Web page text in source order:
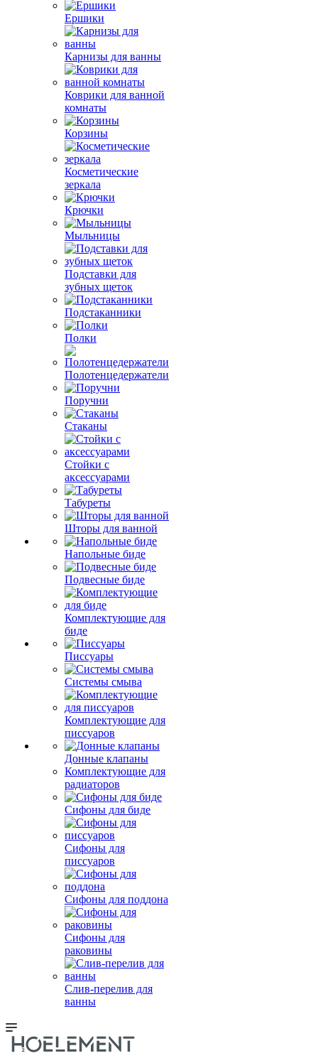
Ершики
Карнизы для ванны
Коврики для ванной
комнаты
Корзины
Косметические
зеркала
Крючки
Мыльницы
Подставки для
зубных щеток
Подстаканники
Полки
Полотенцедержатели
Поручни
Стаканы
Стойки с
аксессуарами
Табуреты
Шторы для ванной
Напольные биде
Подвесные биде
Комплектующие для
биде
Писсуары
Системы смыва
Комплектующие для
писсуаров
Донные клапаны
Комплектующие для
радиаторов
Сифоны для биде
Сифоны для
писсуаров
Сифоны для поддона
Сифоны для
раковины
Слив-перелив для
ванны